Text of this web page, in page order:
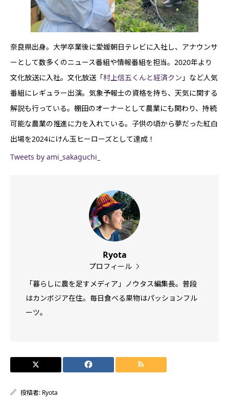
奈良県出身。大学卒業後に愛媛朝日テレビに入社し、アナウンサ
ーとして数多くのニュース番組や情報番組を担当。2020年より
文化放送に入社。文化放送「村上信五くんと経済クン 」など人気
番組にレギュラー出演。気象予報士の資格を持ち、天気に関する
解説も行っている。棚田のオーナーとして農業にも関わり、持続
可能な農業の推進に力を入れている。子供の頃から夢だった紅白
出場を2024にけん玉ヒーローズとして達成！
Tweets by ami_sakaguchi_
Ryota
プロフィール
「暮らしに農を足すメディア」ノウタス編集長。普段
はカンボジア在住。毎日食べる果物はパッションフル
ーツ。
投稿者: Ryota